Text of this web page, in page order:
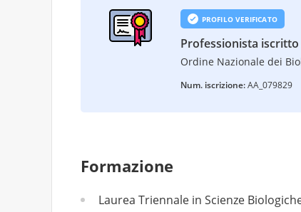
PROFILO VERIFICATO
Professionista iscritto
Ordine Nazionale dei
Num. iscrizione:AA_079829
Formazione
Laurea Triennale in Scienze